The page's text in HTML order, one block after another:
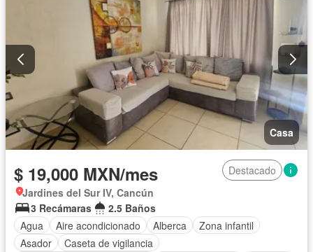
Vista panorámica Wifi
Zonas verdes
Solo familias Completamente amueblado
Casa
$ 19,000 MXN/mes
Destacado
Jardines del Sur IV, Cancún
3 Recámaras
2.5 Baños
Agua
Aire acondicionado Alberca
Zona infantil
Asador
Caseta de vigilancia